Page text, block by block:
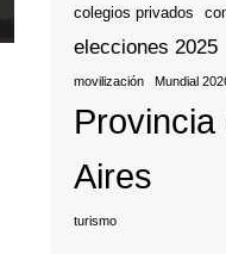
colegios privados
elecciones 2025
movilización Mundial
Aires
turismo